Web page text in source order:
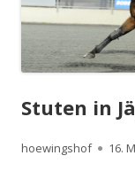
Stuten in
Autor
hoewingshof 16.